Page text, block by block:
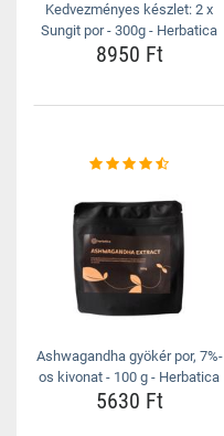
Kedvezményes készlet: 2 x
Sungit por - 300g - Herbatica
8950 Ft
Ashwagandha gyökér por, 7%-
os kivonat - 100 g - Herbatica
5630 Ft